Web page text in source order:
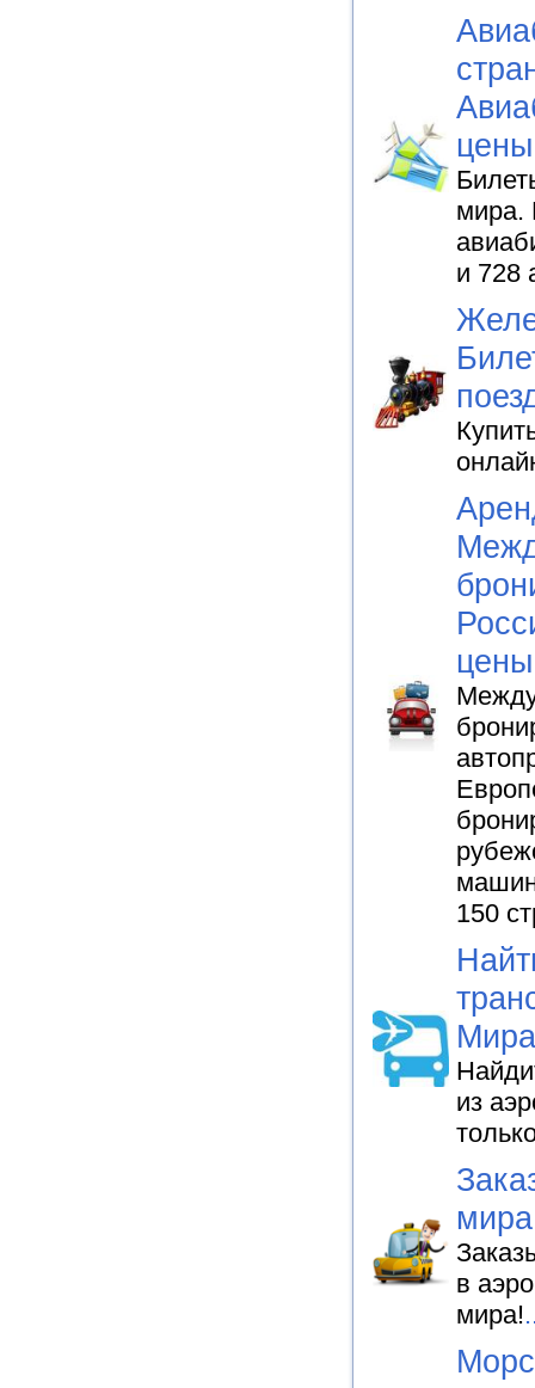
мира.
и 728
150
из
в
мира!